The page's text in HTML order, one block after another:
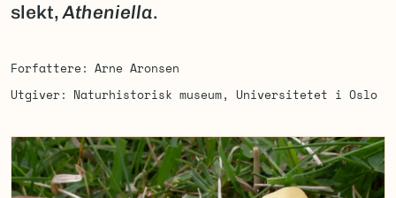
slekt,Atheniella.
Forfattere
Arne Aronsen
Utgiver
Naturhistorisk museum, Universitetet i Oslo